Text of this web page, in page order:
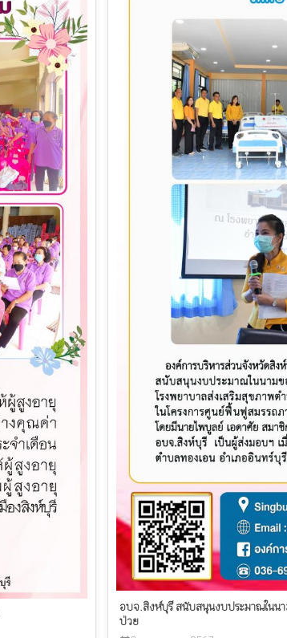
อบจ.สิงห์บุรี สนับสนุนงบประมาณในน
ป่วย